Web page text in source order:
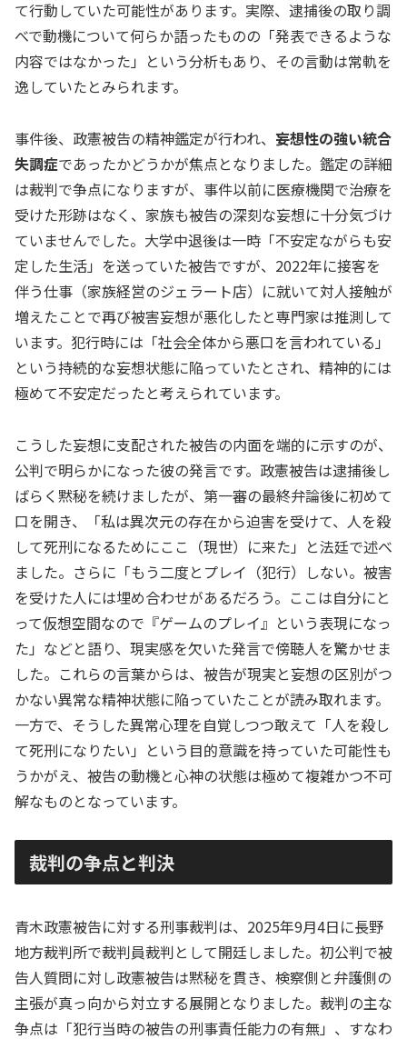
て行動していた可能性があります。実際、逮捕後の取り調
べで動機について何らか語ったものの「発表できるような
内容ではなかった」という分析もあり、その言動は常軌を
逸していたとみられます。
事件後、政憲被告の精神鑑定が行われ、 妄想性の強い統合
失調症であったかどうかが焦点となりました。鑑定の詳細
は裁判で争点になりますが、事件以前に医療機関で治療を
受けた形跡はなく、家族も被告の深刻な妄想に十分気づけ
ていませんでした。大学中退後は一時「不安定ながらも安
定した生活」を送っていた被告ですが、2022年に接客を
伴う仕事（家族経営のジェラート店）に就いて対人接触が
増えたことで再び被害妄想が悪化したと専門家は推測して
います。犯行時には「社会全体から悪口を言われている」
という持続的な妄想状態に陥っていたとされ、精神的には
極めて不安定だったと考えられています。
こうした妄想に支配された被告の内面を端的に示すのが、
公判で明らかになった彼の発言です。政憲被告は逮捕後し
ばらく黙秘を続けましたが、第一審の最終弁論後に初めて
口を開き、「私は異次元の存在から迫害を受けて、人を殺
して死刑になるためにここ（現世）に来た」と法廷で述べ
ました。さらに「もう二度とプレイ（犯行）しない。被害
を受けた人には埋め合わせがあるだろう。ここは自分にと
って仮想空間なので『ゲームのプレイ』という表現になっ
た」などと語り、現実感を欠いた発言で傍聴人を驚かせま
した。これらの言葉からは、被告が現実と妄想の区別がつ
かない異常な精神状態に陥っていたことが読み取れます。
一方で、そうした異常心理を自覚しつつ敢えて「人を殺し
て死刑になりたい」という目的意識を持っていた可能性も
うかがえ、被告の動機と心神の状態は極めて複雑かつ不可
解なものとなっています。
裁判の争点と判決
青木政憲被告に対する刑事裁判は、2025年9月4日に長野
地方裁判所で裁判員裁判として開廷しました。初公判で被
告人質問に対し政憲被告は黙秘を貫き、検察側と弁護側の
主張が真っ向から対立する展開となりました。裁判の主な
争点は「犯行当時の被告の刑事責任能力の有無」、すなわ